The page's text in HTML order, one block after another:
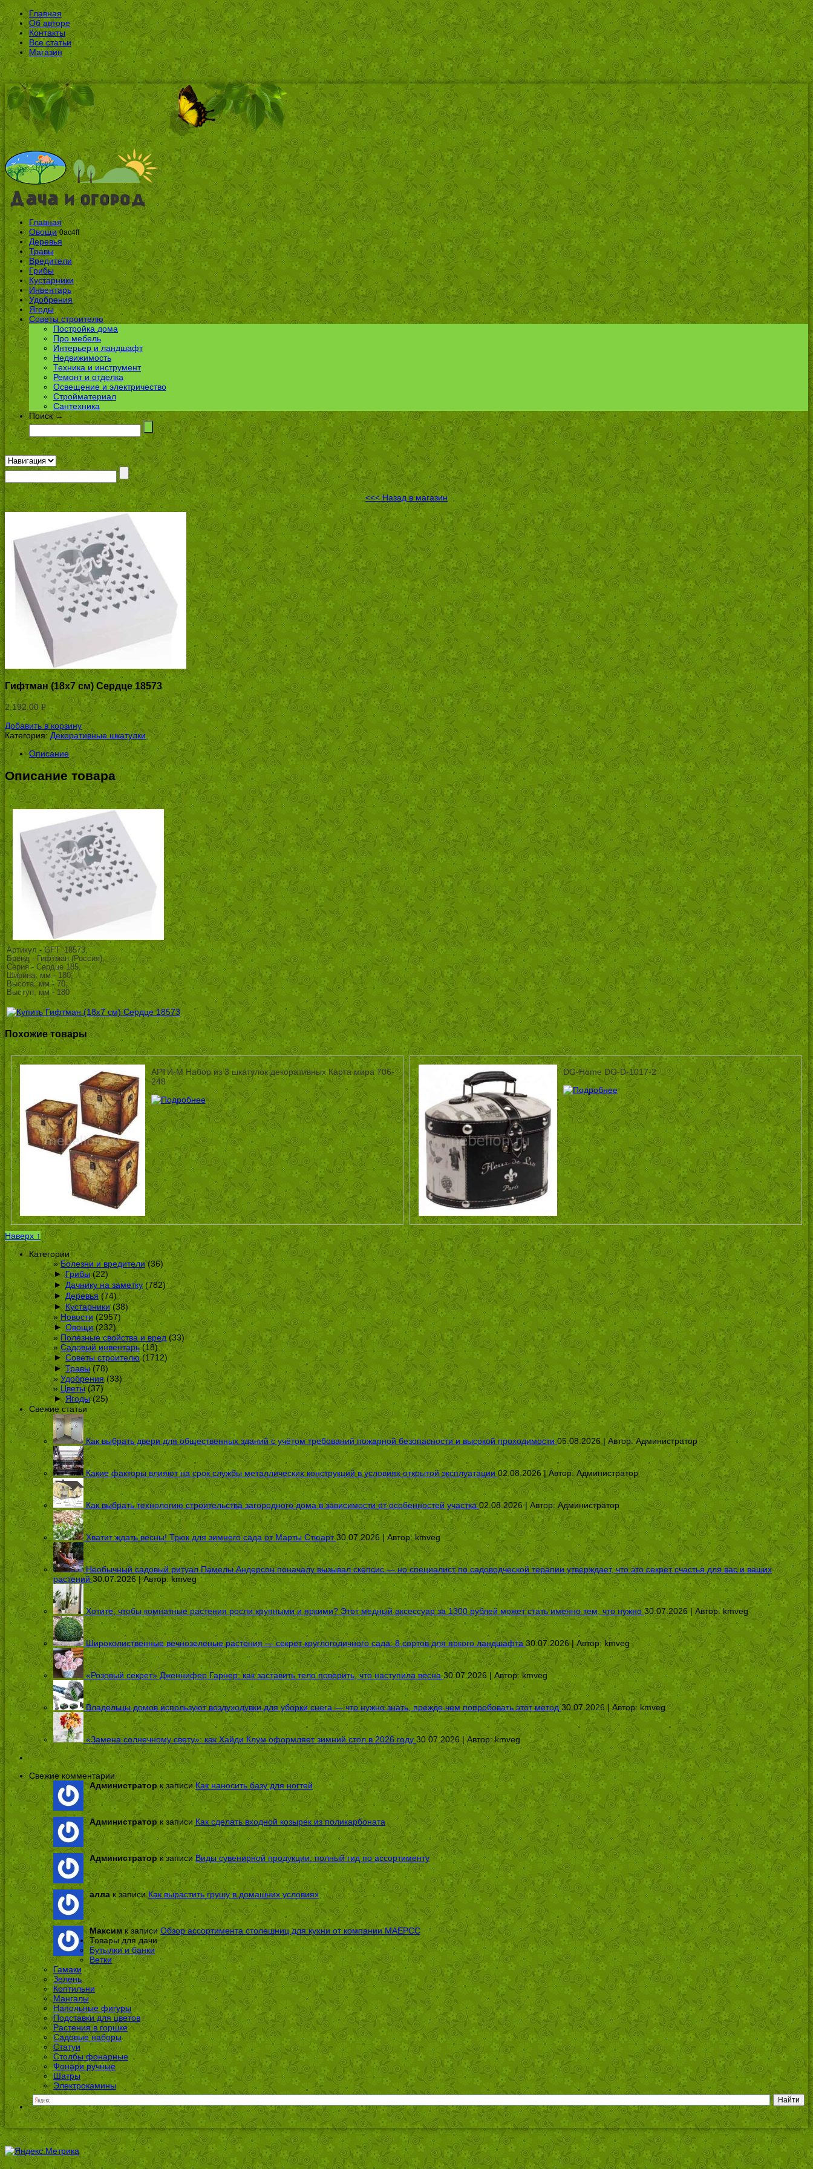
Главная
Об авторе
Контакты
Все статьи
Магазин
Главная
Овощи 0ac4ff
Деревья
Травы
Вредители
Грибы
Кустарники
Инвентарь
Удобрения
Ягоды
Советы строителю
Постройка дома
Про мебель
Интерьер и ландшафт
Недвижимость
Техника и инструмент
Ремонт и отделка
Освещение и электричество
Стройматериал
Сантехника
Поиск →
<<< Назад в магазин
Гифтман (18х7 см) Сердце 18573
2,192.00 Р
УБ.
Добавить в корзину
Категория:Декоративные шкатулки
Описание
Описание товара
Артикул - GFT_18573,
Бренд - Гифтман (Россия),
Серия - Сердце 185,
Ширина, мм - 180,
Высота, мм - 70,
Выступ, мм - 180
Похожие товары
АРТИ-М Набор из 3 шкатулок декоративных Карта мира 706-
248
DG-Home DG-D-1017-2
Наверх ↑
Категории
Болезни и вредители(36)
► Грибы(22)
► Дачнику на заметку(782)
► Деревья (74)
► Кустарники(38)
Новости(2957)
► Овощи(232)
Полезные свойства и вред(33)
Садовый инвентарь(18)
► Советы строителю(1712)
► Травы(78)
Удобрения(33)
Цветы(37)
► Ягоды(25)
Свежие статьи
Как выбрать двери для общественных зданий с учётом требований пожарной безопасности и высокой проходимости 05.08.2026 | Автор:Администратор
Какие факторы влияют на срок службы металлических конструкций в условиях открытой эксплуатации 02.08.2026 | Автор:Администратор
Как выбрать технологию строительства загородного дома в зависимости от особенностей участка 02.08.2026 | Автор:Администратор
Хватит ждать весны! Трюк для зимнего сада от Марты Стюарт 30.07.2026 | Автор:kmveg
Необычный садовый ритуал Памелы Андерсон поначалу вызывал скепсис — но специалист по садоводческой терапии утверждает, что это секрет счастья для вас и ваших
растений 30.07.2026 | Автор: kmveg
Хотите, чтобы комнатные растения росли крупными и яркими? Этот медный аксессуар за 1300 рублей может стать именно тем, что нужно 30.07.2026 | Автор:kmveg
Широколиственные вечнозеленые растения — секрет круглогодичного сада: 8 сортов для яркого ландшафта 30.07.2026 | Автор:kmveg
«Розовый секрет» Дженнифер Гарнер: как заставить тело поверить, что наступила весна 30.07.2026 | Автор:kmveg
Владельцы домов используют воздуходувки для уборки снега — что нужно знать, прежде чем попробовать этот метод 30.07.2026 | Автор: kmveg
«Замена солнечному свету»: как Хайди Клум оформляет зимний стол в 2026 году 30.07.2026 | Автор:kmveg
Свежие комментарии
Администраторк записиКак наносить базу для ногтей
Администраторк записи Как сделать входной козырек из поликарбоната
Администраторк записиВиды сувенирной продукции: полный гид по ассортименту
аллак записиКак вырастить грушу в домашних условиях
Максимк записиОбзор ассортимента столешниц для кухни от компании МАЕРСС
Товары для дачи
Бутылки и банки
Ветки
Гамаки
Зелень
Коптильни
Мангалы
Напольные фигуры
Подставки для цветов
Растения в горшке
Садовые наборы
Статуи
Столбы фонарные
Фонари ручные
Шатры
Электрокамины